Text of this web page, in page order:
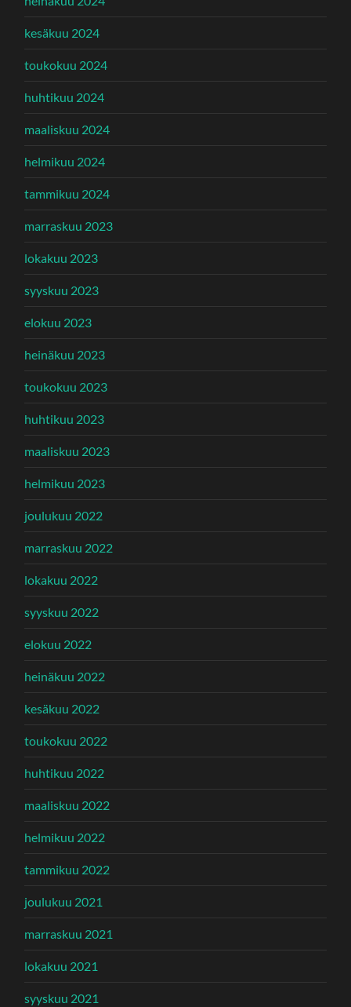
kesäkuu 2024
toukokuu 2024
huhtikuu 2024
maaliskuu 2024
helmikuu 2024
tammikuu 2024
marraskuu 2023
lokakuu 2023
syyskuu 2023
elokuu 2023
heinäkuu 2023
toukokuu 2023
huhtikuu 2023
maaliskuu 2023
helmikuu 2023
joulukuu 2022
marraskuu 2022
lokakuu 2022
syyskuu 2022
elokuu 2022
heinäkuu 2022
kesäkuu 2022
toukokuu 2022
huhtikuu 2022
maaliskuu 2022
helmikuu 2022
tammikuu 2022
joulukuu 2021
marraskuu 2021
lokakuu 2021
syyskuu 2021